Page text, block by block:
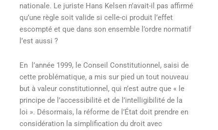
nationale. Le juriste Hans Kelsen n’avait-il pas affirmé
qu’une règle soit valide si celle-ci produit l’effet
escompté et que dans son ensemble l’ordre normatif
l’est aussi ?
En l’année 1999, le Conseil Constitutionnel, saisi de
cette problématique, a mis sur pied un tout nouveau
but à valeur constitutionnel, qui n’est autre que « le
principe de l’accessibilité et de l’intelligibilité de la
loi ». Désormais, la réforme de l’État doit prendre en
considération la simplification du droit avec